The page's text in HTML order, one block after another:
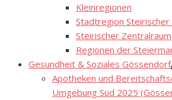
Kleinregionen
Stadtregion
Steirischer Zentralraum
Regionen der
Gesundheit & Soziales Gössendorf
Apotheken und
Umgebung Süd 2025